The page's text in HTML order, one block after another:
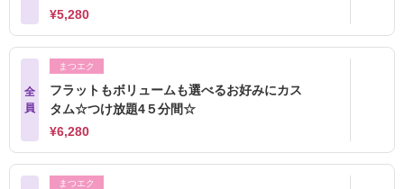
¥5,280
全
員
まつエク
フラットもボリュームも選べるお好みにカス
タム☆つけ放題4５分間☆
¥6,280
まつエク